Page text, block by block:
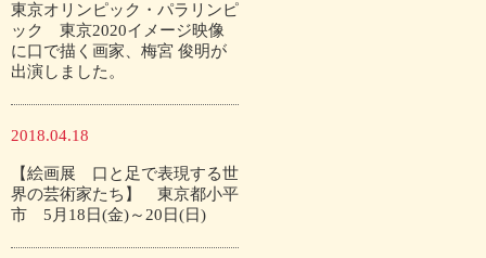
東京オリンピック・パラリンピ
ック 東京2020イメージ映像
に口で描く画家、梅宮 俊明が
出演しました。
2018.04.18
【絵画展 口と足で表現する世
界の芸術家たち】 東京都小平
市 5月18日(金)～20日(日)